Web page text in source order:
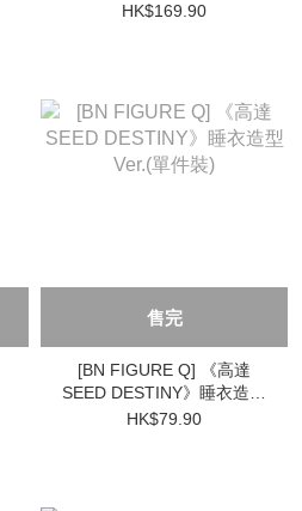
HK$169.90
售完
[BN FIGURE Q] 《高達
SEED DESTINY》睡衣造型
Ver.(單件裝)
HK$79.90